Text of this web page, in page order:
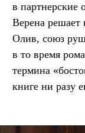
в партнерские
Верена решает
Олив, союз
в то время
термина
книге ни разу